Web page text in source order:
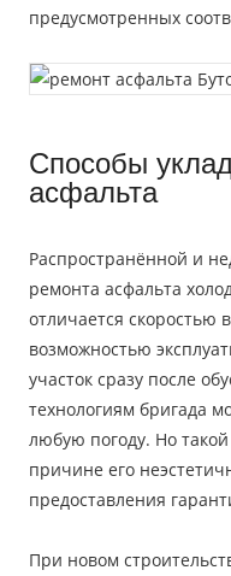
предусмотренных
Способы
асфальта
Распространённой и
ремонта асфальта
отличается скоростью
возможностью
участок сразу после
технологиям бригада
любую погоду. Но
причине его
предоставления
При новом